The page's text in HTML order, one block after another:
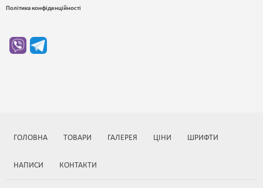
Політика конфіденційності
ГОЛОВНА ТОВАРИ ГАЛЕРЕЯ ЦІНИ ШРИФТИ
НАПИСИ КОНТАКТИ